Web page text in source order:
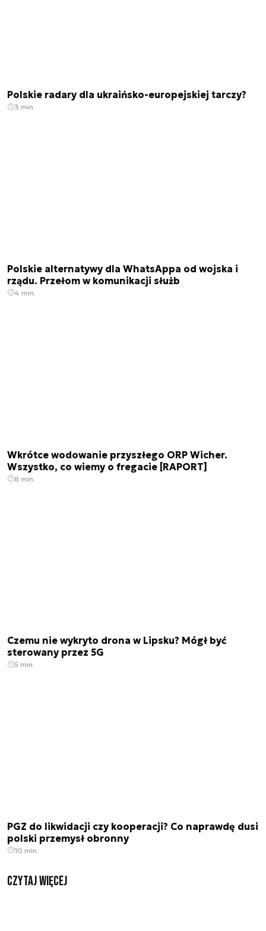
Polskie radary dla ukraińsko-europejskiej tarczy?
3 min.
Polskie alternatywy dla WhatsAppa od wojska i
rządu. Przełom w komunikacji służb
4 min.
Wkrótce wodowanie przyszłego ORP Wicher.
Wszystko, co wiemy o fregacie [RAPORT]
8 min.
Czemu nie wykryto drona w Lipsku? Mógł być
sterowany przez 5G
5 min.
PGZ do likwidacji czy kooperacji? Co naprawdę dusi
polski przemysł obronny
10 min.
czytaj więcej